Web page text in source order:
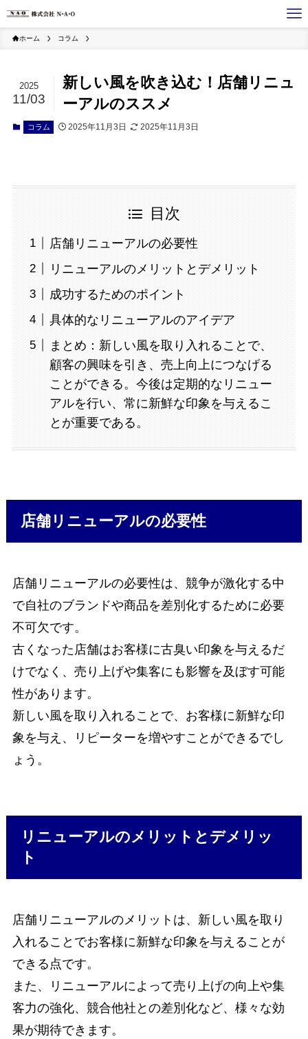
ホーム コラム
新しい風を吹き込む！店舗リニュ
ーアルのススメ
2025
11/03
コラム 2025年11月3日 2025年11月3日
目次
店舗リニューアルの必要性
リニューアルのメリットとデメリット
成功するためのポイント
具体的なリニューアルのアイデア
まとめ：新しい風を取り入れることで、
顧客の興味を引き、売上向上につなげる
ことができる。今後は定期的なリニュー
アルを行い、常に新鮮な印象を与えるこ
とが重要である。
店舗リニューアルの必要性
店舗リニューアルの必要性は、競争が激化する中
で自社のブランドや商品を差別化するために必要
不可欠です。
古くなった店舗はお客様に古臭い印象を与えるだ
けでなく、売り上げや集客にも影響を及ぼす可能
性があります。
新しい風を取り入れることで、お客様に新鮮な印
象を与え、リピーターを増やすことができるでし
ょう。
リニューアルのメリットとデメリッ
ト
店舗リニューアルのメリットは、新しい風を取り
入れることでお客様に新鮮な印象を与えることが
できる点です。
また、リニューアルによって売り上げの向上や集
客力の強化、競合他社との差別化など、様々な効
果が期待できます。